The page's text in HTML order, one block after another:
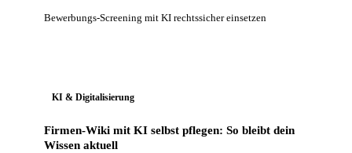
Bewerbungs-Screening mit KI rechtssicher einsetzen
KI & Digitalisierung
Firmen-Wiki mit KI selbst pflegen: So bleibt dein
Wissen aktuell